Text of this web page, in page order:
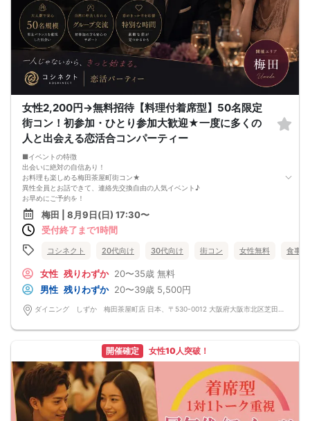
女性2,200円→無料招待【料理付着席型】50名限定
街コン！初参加・ひとり参加大歓迎★一度に多くの
人と出会える恋活合コンパーティー
■イベントの特徴
出会いに絶対の自信あり！
お料理も楽しめる梅田茶屋町街コン★
異性全員とお話できて、連絡先交換自由の人気イベント♪
お早めにご予約を！
------------
■最少催行人数
男女6対6
イベント開催2時間前までに最少催行人数に満たない場合
フード：あり
ドリンク：ウーロン茶飲み放題（アルコール＆ソフトドリンクの飲み放題は別料
金となります）
------------
のでご注意下さい）
※当日キャンセルは他の参加者にもご迷惑がかかりますので、ご遠慮くださいま
※お客様都合でキャンセルされた場合、キャンセル料が発生いたします。
イベント日〜21日前は料金の20％、20〜11日前は料金の50％
10日前〜当日は料金の100%をキャンセル代として請求させていただきます。
キャンペーンなどで女性無料ご招待の方でキャンセルされた場合は
1200円をキャンセル手数料としていただきます。
※無断キャンセルやキャンセル料をお支払いいただけない場合は、
梅田 | 8月9日(日) 17:30〜
受付終了まで1時間
コシネクト 20代向け 30代向け 街コン 女性無料 食事
女性 残りわずか 20〜35歳 無料
男性 残りわずか 20〜39歳 5,500円
ダイニング しずか 梅田茶屋町店 日本、〒530-0012 大阪府大阪市北区芝田１丁目１５−２１
開催確定 女性10人突破！